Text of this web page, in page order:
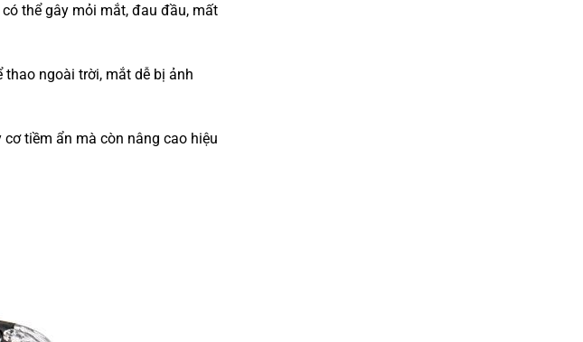
thể gây mỏi mắt, đau đầu, mất
thao ngoài trời, mắt dễ bị ảnh
tiềm ẩn mà còn nâng cao hiệu